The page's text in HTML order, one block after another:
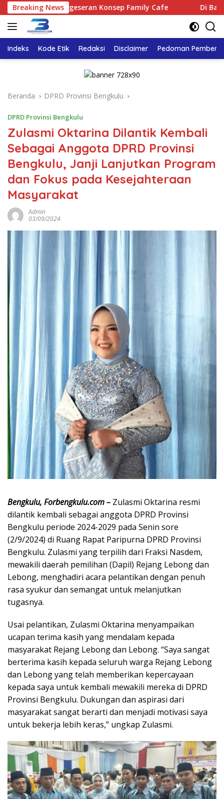
Langsung
ke
konten
Breaking NewsKonsep Family Cafe Di Balik Pengabdian
Indeks Kode Etik Redaksi Disclaimer Pedoman
Beranda DPRD Provinsi Bengkulu
DPRD Provinsi Bengkulu
Zulasmi Oktarina Dilantik Kembali
Sebagai Anggota DPRD Provinsi
Bengkulu, Janji Lanjutkan Program
dan Fokus pada Kesejahteraan
Masyarakat
Admin
03/09/2024
Bengkulu, Forbengkulu.com – Zulasmi Oktarina resmi
dilantik kembali sebagai anggota DPRD Provinsi
Bengkulu periode 2024-2029 pada Senin sore
(2/9/2024) di Ruang Rapat Paripurna DPRD Provinsi
Bengkulu. Zulasmi yang terpilih dari Fraksi Nasdem,
mewakili daerah pemilihan (Dapil) Rejang Lebong dan
Lebong, menghadiri acara pelantikan dengan penuh
rasa syukur dan semangat untuk melanjutkan
tugasnya.
Usai pelantikan, Zulasmi Oktarina menyampaikan
ucapan terima kasih yang mendalam kepada
masyarakat Rejang Lebong dan Lebong. “Saya sangat
berterima kasih kepada seluruh warga Rejang Lebong
dan Lebong yang telah memberikan kepercayaan
kepada saya untuk kembali mewakili mereka di DPRD
Provinsi Bengkulu. Dukungan dan aspirasi dari
masyarakat sangat berarti dan menjadi motivasi saya
untuk bekerja lebih keras,” ungkap Zulasmi.